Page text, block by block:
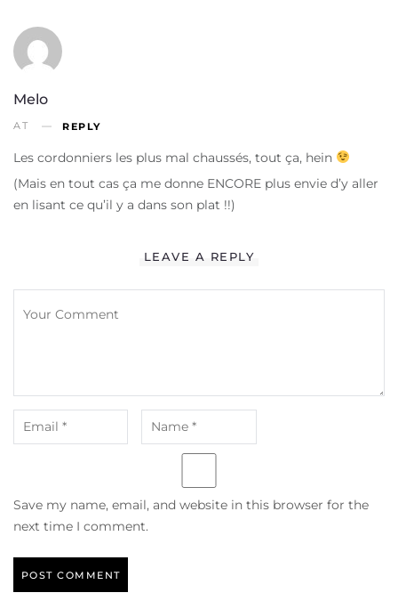
Melo
AT REPLY
Les cordonniers les plus mal chaussés, tout ça, hein
(Mais en tout cas ça me donne ENCORE plus envie d’y aller
en lisant ce qu’il y a dans son plat !!)
LEAVE A REPLY
Save my name, email, and website in this browser for the
next time I comment.